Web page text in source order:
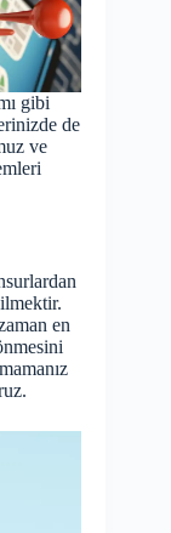
gibi
de
ve
en